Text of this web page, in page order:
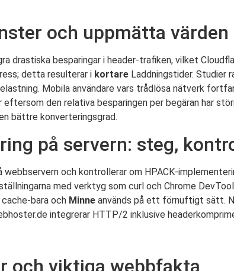
och uppmätta värden
drastiska besparingar i header-trafiken, vilket
detta resulterar i kortare Laddningstider. Studier
Mobila användare vars trådlösa nätverk
eftersom den relativa besparingen per begäran har
bättre konverteringsgrad.
på servern: steg,
och kontrollerar om HPACK-
med verktyg som curl och Chrome
bara och Minne används på ett förnuftigt sätt.
integrerar HTTP/2 inklusive
och viktiga webbfakta